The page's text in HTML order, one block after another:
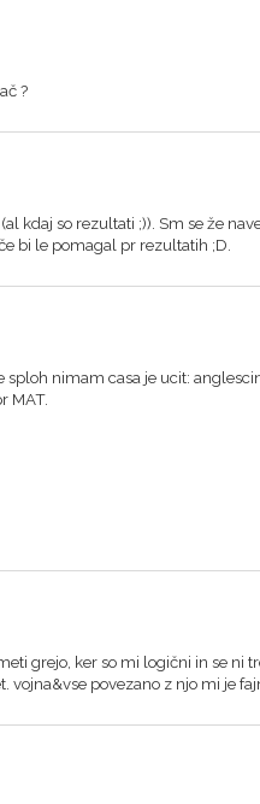
?
kdaj so rezultati ;)). Sm se že
bi le pomagal pr rezultatih ;D.
sploh nimam casa je ucit:
MAT.
grejo, ker so mi logični in se ni
vojna&vse povezano z njo mi je